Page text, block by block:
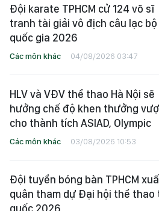
Đội karate TPHCM cử 124 võ sĩ
tranh tài giải vô địch câu lạc bộ
quốc gia 2026
Các môn khác 04/08/2026 03:47
HLV và VĐV thể thao Hà Nội sẽ
hưởng chế độ khen thưởng
cho thành tích ASIAD, Olympic
Các môn khác 03/08/2026 10:53
Đội tuyển bóng bàn TPHCM
quân tham dự Đại hội thể thao
quốc 2026